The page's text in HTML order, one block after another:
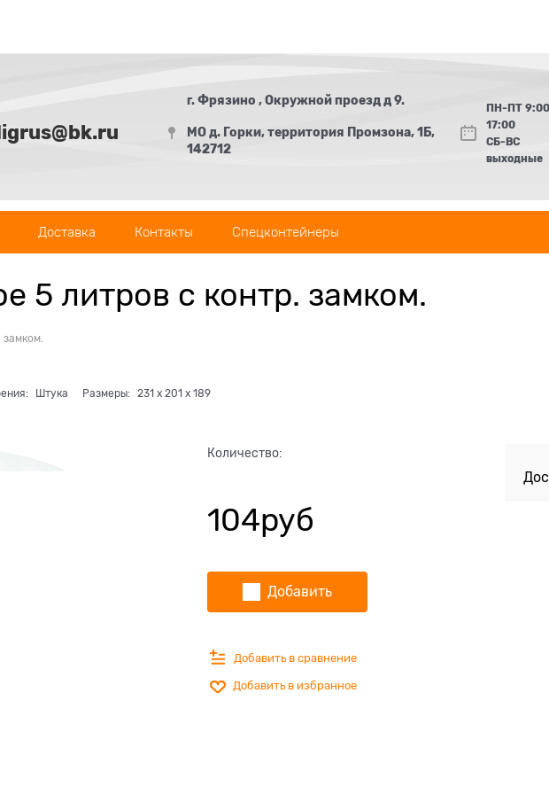
г. Фрязино , Окружной проезд д 9.
МО д. Горки, территория Промзона, 1Б,
142712
ПН-ПТ
17:00
СБ-ВС
выходные
Доставка Контакты Спецконтейнеры
5 литров с контр. замком.
замком.
Штука Размеры: 231x 201x 189
Количество:
104руб
Добавить
Добавить в сравнение
Добавить в избранное